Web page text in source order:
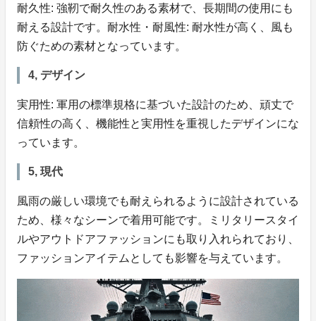
耐久性: 強靭で耐久性のある素材で、長期間の使用にも
耐える設計です。耐水性・耐風性: 耐水性が高く、風も
防ぐための素材となっています。
4, デザイン
実用性: 軍用の標準規格に基づいた設計のため、頑丈で
信頼性の高く、機能性と実用性を重視したデザインにな
っています。
5, 現代
風雨の厳しい環境でも耐えられるように設計されている
ため、様々なシーンで着用可能です。ミリタリースタイ
ルやアウトドアファッションにも取り入れられており、
ファッションアイテムとしても影響を与えています。